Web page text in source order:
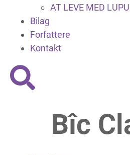
AT LEVE MED
Bilag
Forfattere
Kontakt
Bîc